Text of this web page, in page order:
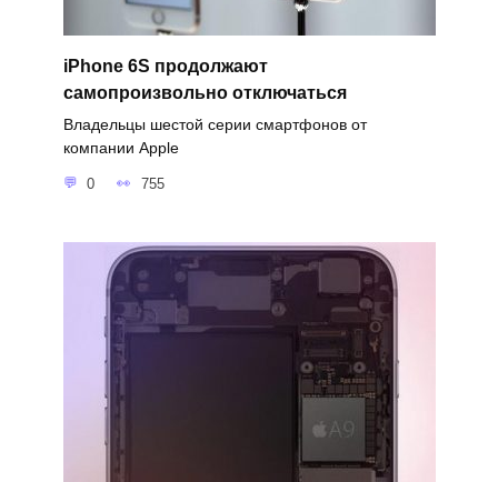
iPhone 6S продолжают
самопроизвольно отключаться
Владельцы шестой серии смартфонов от
компании Apple
0 755